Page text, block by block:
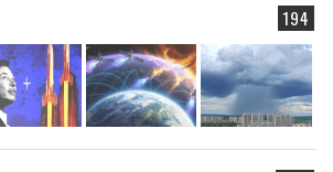
194